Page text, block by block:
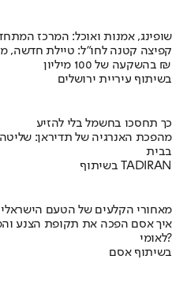
שופינג, אמנות ואוכל: המרכז
קפיצה קטנה לחו"ל: טיילת חדשה,
בהשקעה של 100 מיליון ₪
בשיתוף עיריית ירושלים
כך תחסכו בחשמל בלי להזיע
מהפכת האנרגיה של תדיראן:
בבית
בשיתוף TADIRAN
מאחורי הקלעים של הטעם הישראלי
לאומי?
בשיתוף אסם